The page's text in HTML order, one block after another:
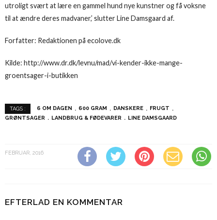
utroligt svært at lære en gammel hund nye kunstner og få voksne
til at ændre deres madvaner,’ slutter Line Damsgaard af.
Forfatter: Redaktionen på ecolove.dk
Kilde: http://www.dr.dk/levnu/mad/vi-kender-ikke-mange-
groentsager-i-butikken
TAGS : 6 OM DAGEN 600 GRAM DANSKERE
FRUGT
GRØNTSAGER
LANDBRUG & FØDEVARER LINE DAMSGAARD
FEBRUAR, 2016
EFTERLAD EN KOMMENTAR